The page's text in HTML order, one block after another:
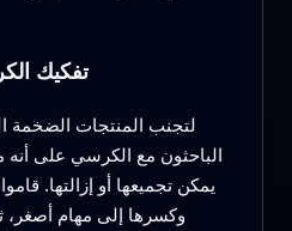
تفكيك
لتجنب المنتجات الضخمة
الباحثون مع الكرسي على
يمكن تجميعها أو إزالتها.
وكسرها إلى مهام أصغر،